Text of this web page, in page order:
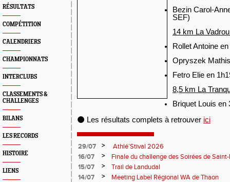
RÉSULTATS
COMPÉTITION
CALENDRIERS
CHAMPIONNATS
INTERCLUBS
CLASSEMENTS &
CHALLENGES
BILANS
LES RECORDS
HISTOIRE
LIENS
Bezin Carol-
SEF)
14 km La
Rollet Antoine
Opryszek
Fetro Elie en
8,5 km La
Briquet Louis en
⚫ Les résultats complets à retrouver ici
29/07 >
Athlé’Stival 2026
16/07
>
Finale du challenge des Soirées de
15/07
>
Trail de Landudal
14/07
>
Meeting Label Régional WA de Thaon